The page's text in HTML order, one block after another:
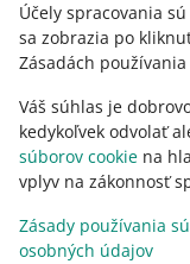
Účely spracovania
sa zobrazia po
Zásadách
Váš súhlas je
kedykoľvek odvolať
súborov cookie na
vplyv na zákonnosť
Zásady používania
osobných údajov